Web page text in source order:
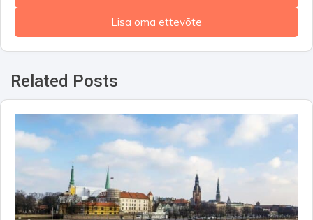
Lisa oma ettevõte
Related Posts